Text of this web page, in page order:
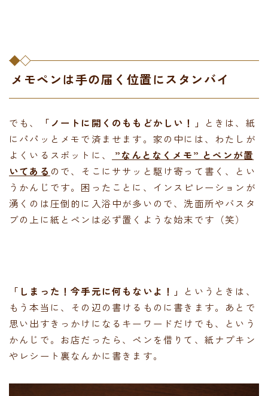
メモペンは手の届く位置にスタンバイ
でも、 「ノートに開くのももどかしい！」
ときは、紙
にパパッとメモで済ませます。家の中には、わたしが
よくいるスポットに、
”なんとなくメモ” とペンが置
いてある ので、そこにササッと駆け寄って書く、とい
うかんじです。困ったことに、インスピレーションが
湧くのは圧倒的に入浴中が多いので、洗面所やバスタ
ブの上に紙とペンは必ず置くような始末です（笑）
「しまった！今手元に何もないよ！」
というときは、
もう本当に、その辺の書けるものに書きます。あとで
思い出すきっかけになるキーワードだけでも、という
かんじで。お店だったら、ペンを借りて、紙ナプキン
やレシート裏なんかに書きます。